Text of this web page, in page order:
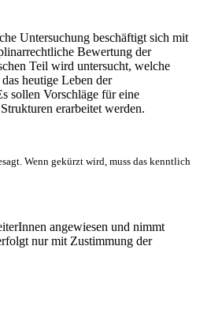
Untersuchung beschäftigt sich mit
Bewertung der
Teil wird untersucht, welche
heutige Leben der
sollen Vorschläge für eine
erarbeitet werden.
Wenn gekürzt wird, muss das kenntlich
angewiesen und nimmt
nur mit Zustimmung der